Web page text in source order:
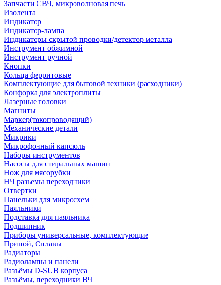
Запчасти СВЧ, микроволновая печь
Изолента
Индикатор
Индикатор-лампа
Индикаторы скрытой проводки/детектор металла
Инструмент обжимной
Инструмент ручной
Кнопки
Кольца ферритовые
Комплектующие для бытовой техники (расходники)
Конфорка для электроплиты
Лазерные головки
Магниты
Маркер(токопроводящий)
Механические детали
Микрики
Микрофонный капсюль
Наборы инструментов
Насосы для стиральных машин
Нож для мясорубки
НЧ разьемы переходники
Отвертки
Панельки для микросхем
Паяльники
Подставка для паяльника
Подшипник
Приборы универсальные, комплектующие
Припой, Сплавы
Радиаторы
Радиолампы и панели
Разъёмы D-SUB корпуса
Разъёмы, переходники ВЧ